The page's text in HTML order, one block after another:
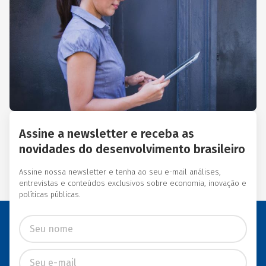
Acción Internacional, Banco
Interamericano de
Desenvolvimento (BID),
Inter-American Foundation
e Women’s World Banking.
Assine a newsletter e receba as
novidades do desenvolvimento brasileiro
Assine nossa newsletter e tenha ao seu e-mail análises,
entrevistas e conteúdos exclusivos sobre economia, inovação e
políticas públicas.